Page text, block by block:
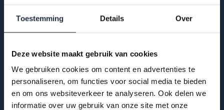
Toestemming Details Over
Deze website maakt gebruik van cookies
We gebruiken cookies om content en advertenties te
personaliseren, om functies voor social media te bieden
en om ons websiteverkeer te analyseren. Ook delen we
informatie over uw gebruik van onze site met onze
Infographic: zzp’ers in de
gehandicaptenzorg
Hoe ervaren zzp’ers het werken in de gehandicaptenzorg?
Bekijk de infographic met kerncijfers 2025.